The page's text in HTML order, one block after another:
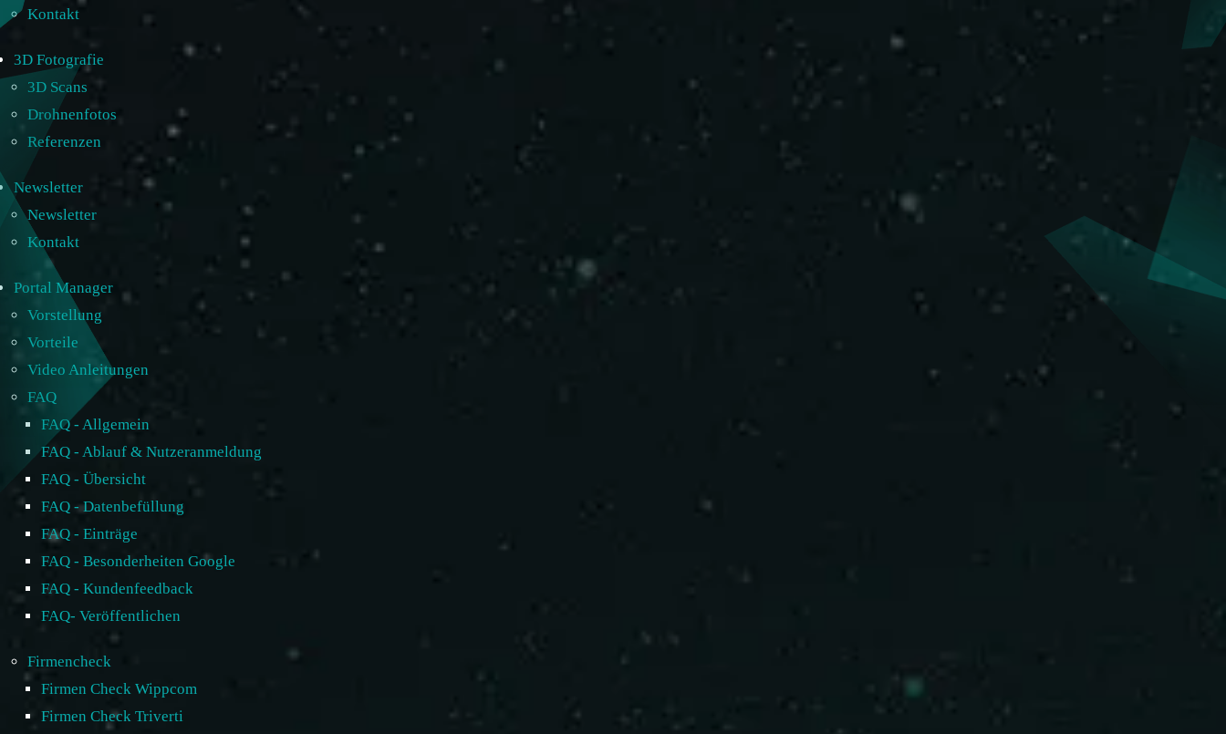
Kontakt
3D Fotografie
3D Scans
Drohnenfotos
Referenzen
Newsletter
Newsletter
Kontakt
Portal Manager
Vorstellung
Vorteile
Video Anleitungen
FAQ
FAQ - Allgemein
FAQ - Ablauf & Nutzeranmeldung
FAQ - Übersicht
FAQ - Datenbefüllung
FAQ - Einträge
FAQ - Besonderheiten Google
FAQ - Kundenfeedback
FAQ- Veröffentlichen
Firmencheck
Firmen Check Wippcom
Firmen Check Triverti